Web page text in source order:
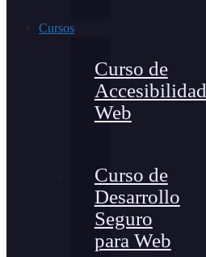
Cursos
Curso de
Accesibilidad
Web
Curso de
Desarrollo
Seguro
para Web